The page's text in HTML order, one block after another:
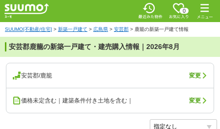
0
SUUMO[不動産/住宅] > 新築一戸建て > 広島県 > 安芸郡 > 鹿籠の新築一戸建て情報
安芸郡鹿籠の新築一戸建て・建売購入情報｜2026年8月
安芸郡/鹿籠 変更
価格未定含む｜建築条件付き土地を含む｜ 変更